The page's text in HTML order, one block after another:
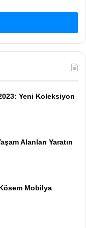
Yeni Koleksiyon
Alanları Yaratın
Mobilya